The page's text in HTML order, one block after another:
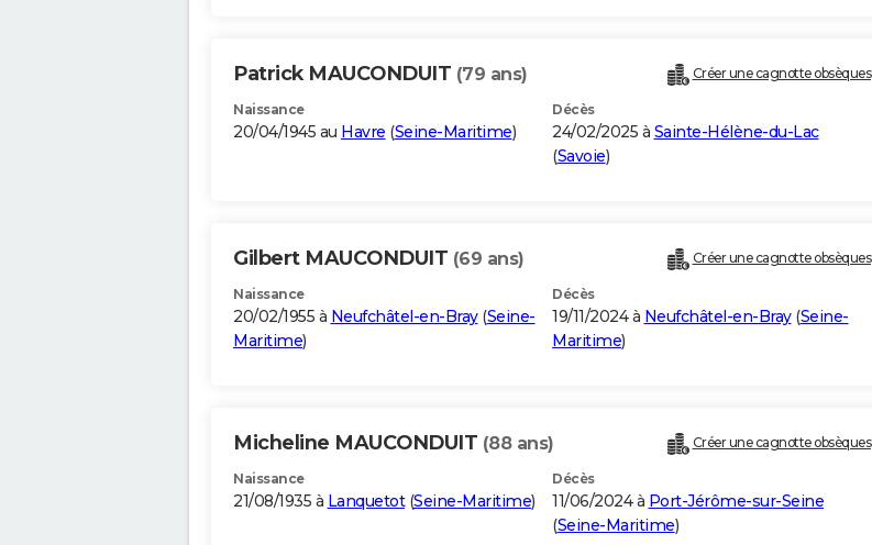
Patrick MAUCONDUIT (79 ans) Créer une cagnotte obsèques
Naissance
20/04/1945 au Havre (Seine-Maritime)
Décès
24/02/2025 à Sainte-Hélène-du-Lac
(Savoie)
Gilbert MAUCONDUIT (69 ans) Créer une cagnotte obsèques
Naissance
20/02/1955 à Neufchâtel-en-Bray(Seine-
Maritime)
Décès
19/11/2024 à Neufchâtel-en-Bray(Seine-
Maritime)
Micheline MAUCONDUIT (88 ans) Créer une cagnotte obsèques
Naissance
21/08/1935 à Lanquetot(Seine-Maritime)
Décès
11/06/2024 à Port-Jérôme-sur-Seine
(Seine-Maritime)